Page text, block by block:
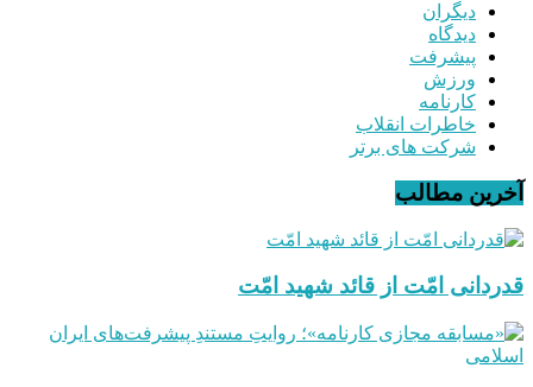
دیگران
دیدگاه
پیشرفت
ورزش
کارنامه
خاطرات انقلاب
شرکت های برتر
آخرین مطالب
قدردانی امّت از قائد شهید امّت